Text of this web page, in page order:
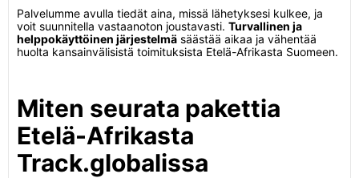
Palvelumme avulla tiedät aina, missä lähetyksesi kulkee, ja
voit suunnitella vastaanoton joustavasti. Turvallinen ja
helppokäyttöinen järjestelmä säästää aikaa ja vähentää
huolta kansainvälisistä toimituksista Etelä-Afrikasta Suomeen.
Miten seurata pakettia
Etelä-Afrikasta
Track.globalissa